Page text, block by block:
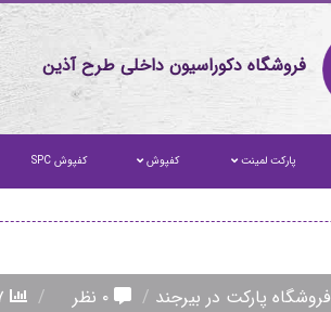
فروشگاه دکوراسیون داخلی طرح آذین
پارکت لمینت کفپوش کفپوش SPC
فروشگاه پارکت در بیرجند ۰ نظر